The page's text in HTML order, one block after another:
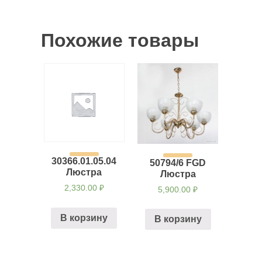
Похожие товары
30366.01.05.04
Люстра
2,330.00 ₽
В корзину
50794/6 FGD
Люстра
5,900.00₽
В корзину